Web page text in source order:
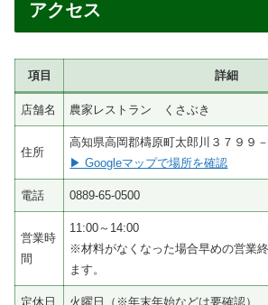
アクセス
項目 詳細
店舗名 農家レストラン くさぶき
住所
高知県高岡郡檮原町太郎川３７９９
▶ Googleマップで場所を確認
電話 0889-65-0500
営業時
間
11:00～14:00
※材料がなくなった場合早めの営業
ます。
定休日 火曜日（※年末年始などは要確認）